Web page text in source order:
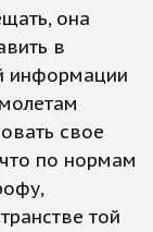
она
в
информации
свое
по нормам
той